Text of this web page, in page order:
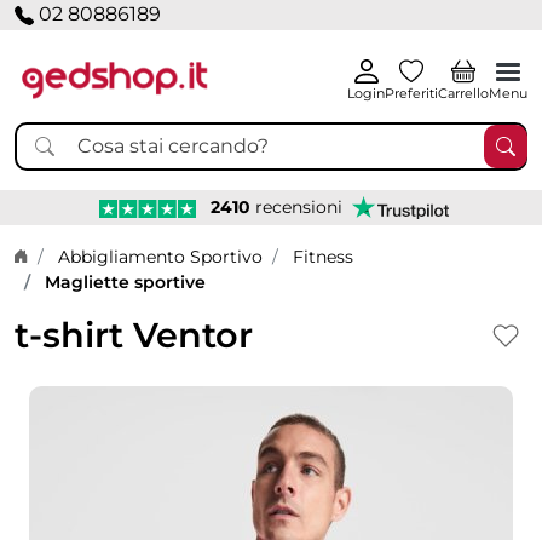
02 80886189
LoginPreferitiCarrelloMenu
2410 recensioni
Home page
Abbigliamento Sportivo
Fitness
Magliette sportive
t-shirt Ventor